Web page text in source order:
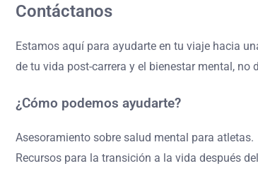
Skip to content
Contáctanos
Estamos aquí para ayudarte en tu viaje hacia
de tu vida post-carrera y el bienestar mental, no
¿Cómo podemos ayudarte?
Asesoramiento sobre salud mental para atletas.
Recursos para la transición a la vida después